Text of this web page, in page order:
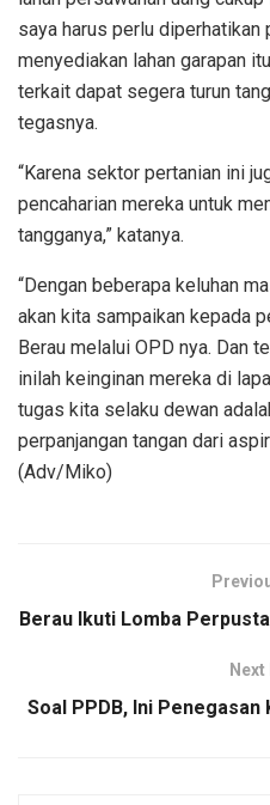
saya harus perlu diperhatikan
menyediakan lahan garapan
terkait dapat segera turun
tegasnya.
“Karena sektor pertanian ini
pencaharian mereka untuk
tangganya,” katanya.
“Dengan beberapa keluhan
akan kita sampaikan kepada
Berau melalui OPD nya. Dan
inilah keinginan mereka di
tugas kita selaku dewan
perpanjangan tangan dari
(Adv/Miko)
Berau Ikuti Lomba
Soal PPDB, Ini Penegasan